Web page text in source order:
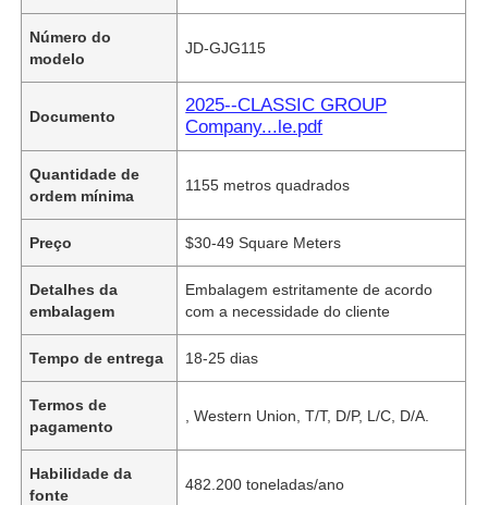
Número do
modelo
JD-GJG115
Documento
2025--CLASSIC GROUP
Company...le.pdf
Quantidade de
ordem mínima
1155 metros quadrados
Preço $30-49 Square Meters
Detalhes da
embalagem
Embalagem estritamente de acordo
com a necessidade do cliente
Tempo de entrega 18-25 dias
Termos de
pagamento
, Western Union, T/T, D/P, L/C, D/A.
Habilidade da
fonte
482.200 toneladas/ano